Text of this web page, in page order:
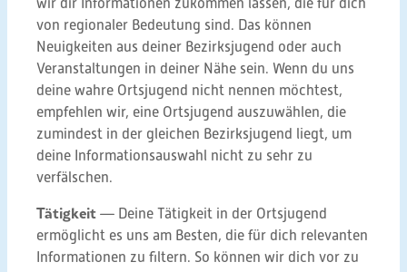
wir dir Informationen zukommen lassen, die für dich
von regionaler Bedeutung sind. Das können
Neuigkeiten aus deiner Bezirksjugend oder auch
Veranstaltungen in deiner Nähe sein. Wenn du uns
deine wahre Ortsjugend nicht nennen möchtest,
empfehlen wir, eine Ortsjugend auszuwählen, die
zumindest in der gleichen Bezirksjugend liegt, um
deine Informationsauswahl nicht zu sehr zu
verfälschen.
Tätigkeit — Deine Tätigkeit in der Ortsjugend
ermöglicht es uns am Besten, die für dich relevanten
Informationen zu filtern. So können wir dich vor zu